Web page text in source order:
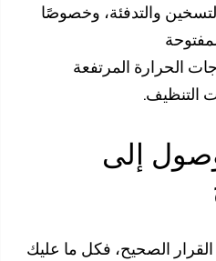
والتدفئة، وخصوصًا
المرتفعة
إلى
الصحيح، فكل ما عليك